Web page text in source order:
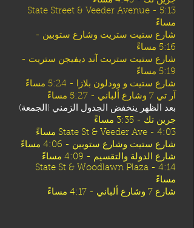
State Street & Veeder Avenue - 5:13
مساءً
شارع ستيت ستريت وشارع ستوبين -
5:16 مساءً
شارع ستيت ستريت آند ديفيجن ستريت -
5:19 مساءً
شارع ستيت و وودلون بلازا - 5:24 مساءً
آر تي 7 وشارع ألباني - 5:27 مساءً
بعد الظهر ينخفض ​​الجدول الزمني (الجمعة)
جرين تك - 3:35 مساءً
State St & Veeder Ave - 4:03 مساءً
شارع ستيت وشارع ستوبين - 4:06 مساءً
شارع الدولة والتقسيم - 4:09 مساءً
State St & Woodlawn Plaza - 4:14
مساءً
شارع 7 وشارع ألباني - 4:17 مساءً